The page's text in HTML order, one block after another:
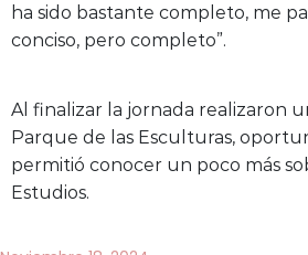
ha sido bastante completo, me
conciso, pero completo”.
Al finalizar la jornada realizaron
Parque de las Esculturas,
permitió conocer un poco más
Estudios.